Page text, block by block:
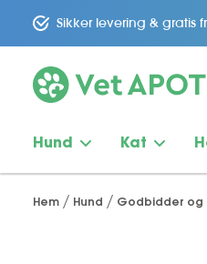
Sikker levering & gratis
Hund Kat
Hem Hund Godbidder og